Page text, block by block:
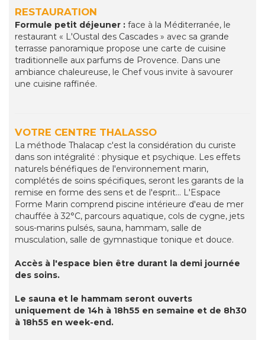
RESTAURATION
Formule petit déjeuner : face à la Méditerranée, le
restaurant « L'Oustal des Cascades » avec sa grande
terrasse panoramique propose une carte de cuisine
traditionnelle aux parfums de Provence. Dans une
ambiance chaleureuse, le Chef vous invite à savourer
une cuisine raffinée.
VOTRE CENTRE THALASSO
La méthode Thalacap c'est la considération du curiste
dans son intégralité : physique et psychique. Les effets
naturels bénéfiques de l'environnement marin,
complétés de soins spécifiques, seront les garants de la
remise en forme des sens et de l'esprit... L'Espace
Forme Marin comprend piscine intérieure d'eau de mer
chauffée à 32°C, parcours aquatique, cols de cygne, jets
sous-marins pulsés, sauna, hammam, salle de
musculation, salle de gymnastique tonique et douce.
Accès à l'espace bien être durant la demi journée
des soins.
Le sauna et le hammam seront ouverts
uniquement de 14h à 18h55 en semaine et de 8h30
à 18h55 en week-end.